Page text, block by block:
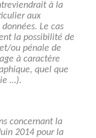
à la
aux
Le cas
la possibilité de
ou pénale de
à caractère
quel que
…).
concernant la
2014 pour la